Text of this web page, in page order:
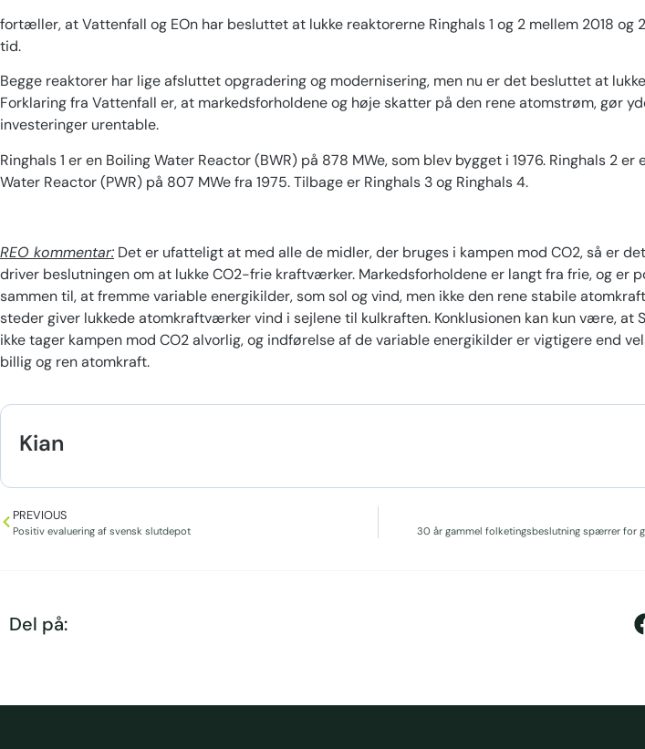
fortæller, at Vattenfall og EOn har besluttet at lukke reaktorerne Ringhals 1 og 2 mellem 2018 og
tid.
Begge reaktorer har lige afsluttet opgradering og modernisering, men nu er det besluttet at
Forklaring fra Vattenfall er, at markedsforholdene og høje skatter på den rene atomstrøm, gør
investeringer urentable.
Ringhals 1 er en Boiling Water Reactor (BWR) på 878 MWe, som blev bygget i 1976. Ringhals 2 er
Water Reactor (PWR) på 807 MWe fra 1975. Tilbage er Ringhals 3 og Ringhals 4.
REO kommentar: Det er ufatteligt at med alle de midler, der bruges i kampen mod CO2, så er
driver beslutningen om at lukke CO2-frie kraftværker. Markedsforholdene er langt fra frie, og er
sammen til, at fremme variable energikilder, som sol og vind, men ikke den rene stabile
steder giver lukkede atomkraftværker vind i sejlene til kulkraften. Konklusionen kan kun være, at
ikke tager kampen mod CO2 alvorlig, og indførelse af de variable energikilder er vigtigere end
billig og ren atomkraft.
Kian
PREVIOUS
Positiv evaluering af svensk slutdepot 30 år gammel folketingsbeslutning spærrer for
Del på: